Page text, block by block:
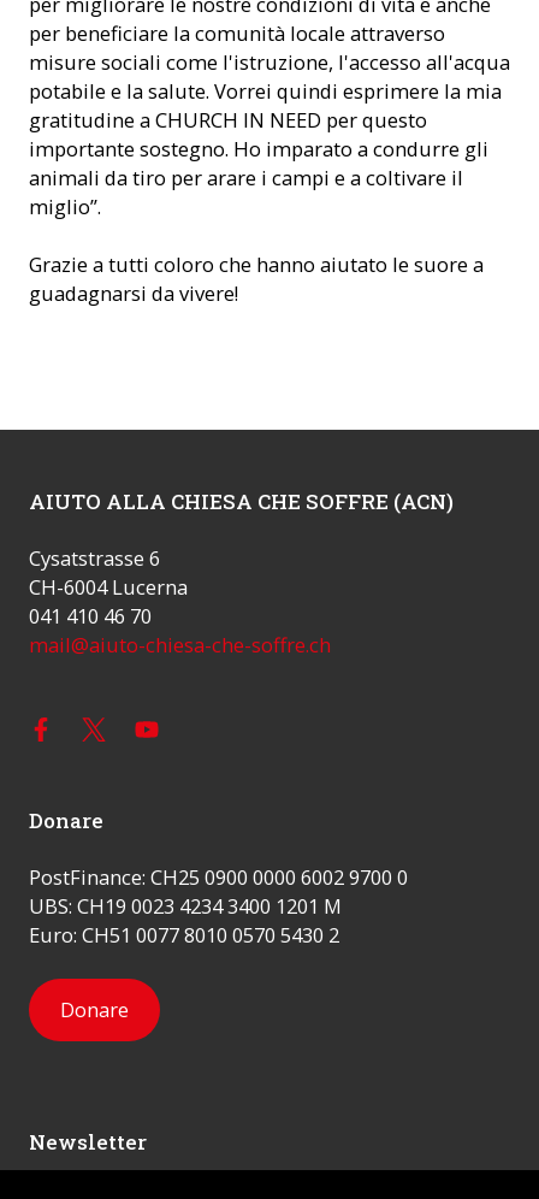
per beneficiare la comunità locale attraverso
misure sociali come l'istruzione, l'accesso all'acqua
potabile e la salute. Vorrei quindi esprimere la mia
gratitudine a CHURCH IN NEED per questo
importante sostegno. Ho imparato a condurre gli
animali da tiro per arare i campi e a coltivare il
miglio”.
Grazie a tutti coloro che hanno aiutato le suore a
guadagnarsi da vivere!
AIUTO ALLA CHIESA CHE SOFFRE (ACN)
Cysatstrasse 6
CH-6004 Lucerna
041 410 46 70
mail@aiuto-chiesa-che-soffre.ch
Donare
PostFinance: CH25 0900 0000 6002 9700 0
UBS: CH19 0023 4234 3400 1201 M
Euro: CH51 0077 8010 0570 5430 2
Donare
Newsletter